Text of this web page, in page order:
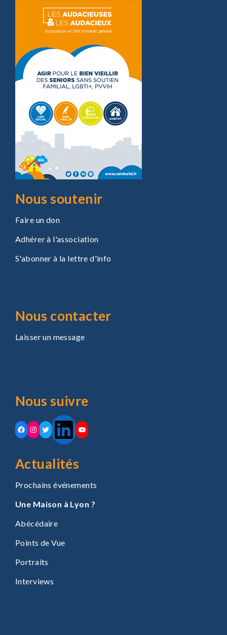
Nous soutenir
Faire un don
Adhérer à l'association
S'abonner à la lettre d'info
Nous contacter
Laisser un message
Nous suivre
Facebook
Instagram
Twitter LinkedIn
YouTube
Actualités
Prochains événements
Une Maison à Lyon ?
Abécédaire
Points de Vue
Portraits
Interviews